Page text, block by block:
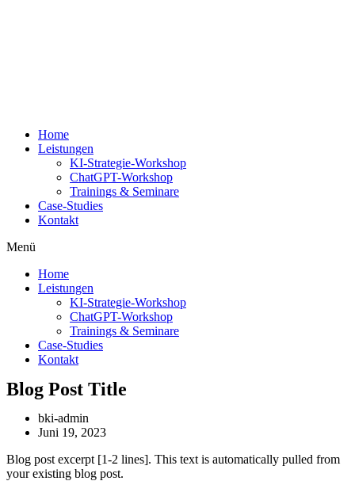
Home
Leistungen
KI-Strategie-Workshop
ChatGPT-Workshop
Trainings & Seminare
Case-Studies
Kontakt
Menü
Home
Leistungen
KI-Strategie-Workshop
ChatGPT-Workshop
Trainings & Seminare
Case-Studies
Kontakt
Blog Post Title
bki-admin
Juni 19, 2023
Blog post excerpt [1-2 lines]. This text is automatically pulled from
your existing blog post.